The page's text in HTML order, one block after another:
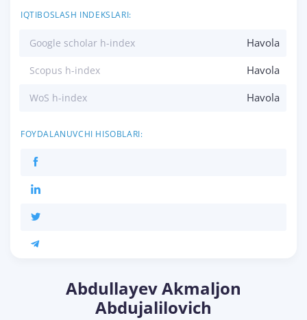
IQTIBOSLASH INDEKSLARI:
Google scholar h-index Havola
Scopus h-index Havola
WoS h-index Havola
FOYDALANUVCHI HISOBLARI:
Abdullayev Akmaljon
Abdujalilovich